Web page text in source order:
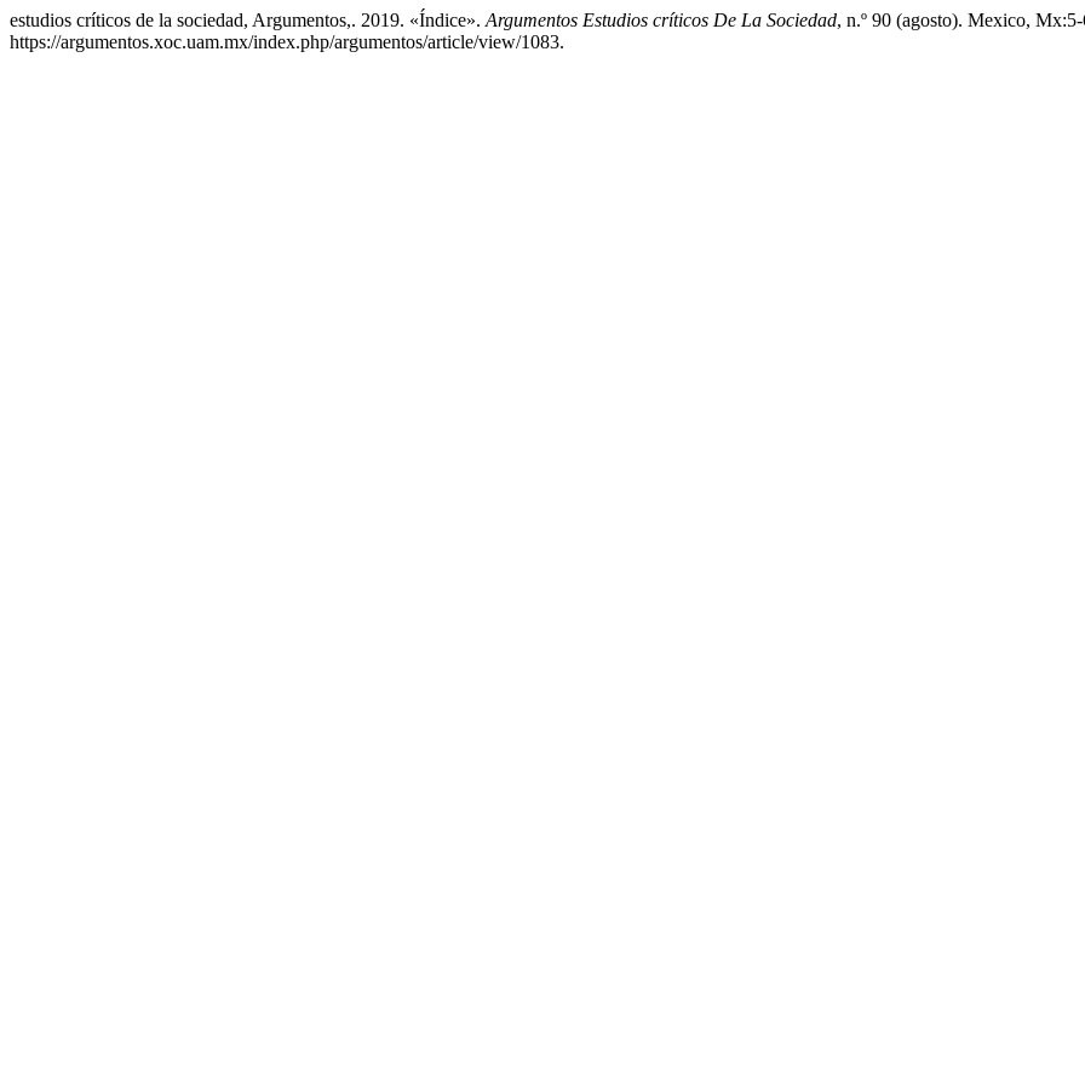
estudios críticos de la sociedad, Argumentos,. 2019. «Índice». Argumentos Estudios críticos De La Sociedad, n.º 90 (agosto). Mexico,
https://argumentos.xoc.uam.mx/index.php/argumentos/article/view/1083.